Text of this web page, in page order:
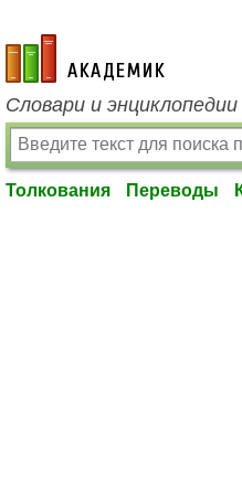
academic.ru
Словари и
Толкования Переводы